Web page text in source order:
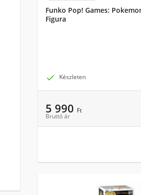
Funko Pop! Games:
Figura
 Készleten
5 990 Ft
Bruttó ár